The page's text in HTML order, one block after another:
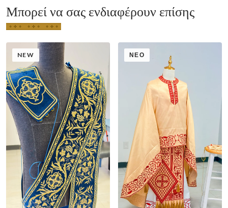
Μπορεί να σας ενδιαφέρουν επίσης
NEW ΝΈΟ